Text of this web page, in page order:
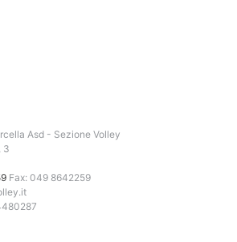
Asd - Sezione Volley
3
Fax: 049 8642259